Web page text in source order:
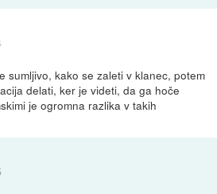
sumljivo, kako se zaleti v klanec, potem
delati, ker je videti, da ga hoče
je ogromna razlika v takih